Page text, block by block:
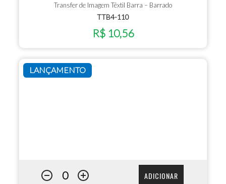
Transfer de Imagem Têxtil Barra – Barrado
TTB4-110
R$ 10,56
LANÇAMENTO
ADICIONAR